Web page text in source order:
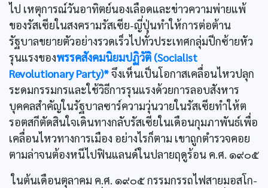
ไป เหตุการณ์วันอาทิตย์นองเลือดและข่าวความพ่ายแพ้
ของรัสเซียในสงครามรัสเซีย-ญี่ปุ่นทำให้การต่อต้าน
รัฐบาลขยายตัวอย่างรวดเร็วไปทั่วประเทศกลุ่มปีกซ้ายหัว
รุนแรงของพรรคสังคมนิยมปฏิวัติ (Socialist
Revolutionary Party)*จึงเห็นเป็นโอกาสเคลื่อนไหวปลุก
ระดมกรรมกรและใช้วิธีการรุนแรงด้วยการลอบสังหาร
บุคคลสำคัญในรัฐบาลซาร์ความวุ่นวายในรัสเซียทำให้ต
รอตสกีตัดสินใจเดินทางกลับรัสเซียในเดือนกุมภาพันธ์เพื่อ
เคลื่อนไหวทางการเมือง อย่างไรก็ตาม เขาถูกตำรวจคอย
ตามล่าจนต้องหนีไปฟินแลนด์ในปลายฤดูร้อน ค.ศ. ๑๙๐๕
ในต้นเดือนตุลาคม ค.ศ. ๑๙๐๕ กรรมกรรถไฟสายมอสโก-